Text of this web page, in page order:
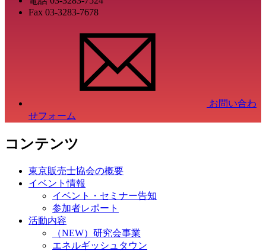
Fax 03-3283-7678
お問い合わ
せフォーム
コンテンツ
東京販売士協会の概要
イベント情報
イベント・セミナー告知
参加者レポート
活動内容
（NEW）研究会事業
エネルギッシュタウン